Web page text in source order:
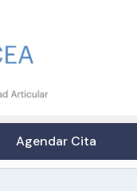
Agendar Cita